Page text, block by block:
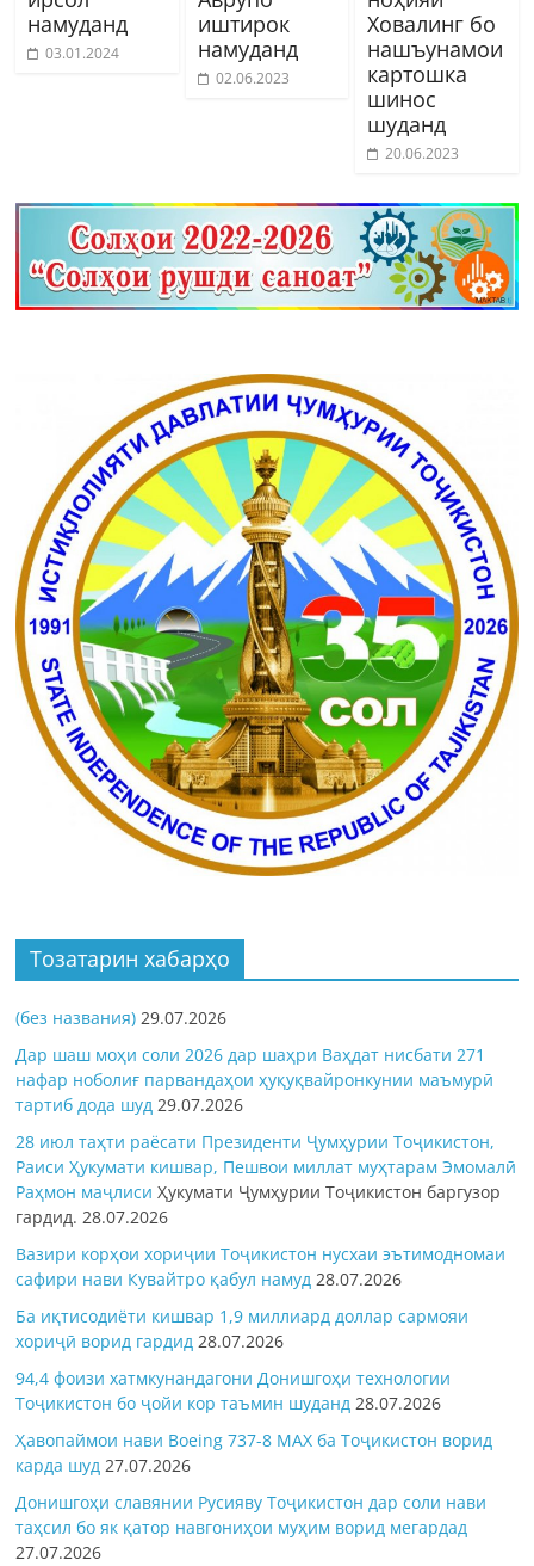
намуданд
03.01.2024
иштирок
намуданд
02.06.2023
Ховалинг бо
нашъунамои
картошка
шинос
шуданд
20.06.2023
Тозатарин хабарҳо
(без названия) 29.07.2026
Дар шаш моҳи соли 2026 дар шаҳри Ваҳдат нисбати 271
нафар ноболиғ парвандаҳои ҳуқуқвайронкунии маъмурӣ
тартиб дода шуд 29.07.2026
28 июл таҳти раёсати Президенти Ҷумҳурии Тоҷикистон,
Раиси Ҳукумати кишвар, Пешвои миллат муҳтарам Эмомалӣ
Раҳмон маҷлисиҲукумати Ҷумҳурии Тоҷикистон баргузор
гардид.28.07.2026
Вазири корҳои хориҷии Тоҷикистон нусхаи эътимодномаи
сафири нави Кувайтро қабул намуд 28.07.2026
Ба иқтисодиёти кишвар 1,9 миллиард доллар сармояи
хориҷӣ ворид гардид 28.07.2026
94,4 фоизи хатмкунандагони Донишгоҳи технологии
Тоҷикистон бо ҷойи кор таъмин шуданд 28.07.2026
Ҳавопаймои нави Boeing 737-8 MAX ба Тоҷикистон ворид
карда шуд 27.07.2026
Донишгоҳи славянии Русияву Тоҷикистон дар соли нави
таҳсил бо як қатор навгониҳои муҳим ворид мегардад
27.07.2026